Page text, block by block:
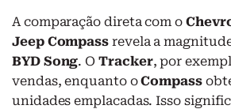
A comparação direta com o
Jeep Compass revela a
BYD Song. OTracker, por
vendas, enquanto oCompass
unidades emplacadas. Isso